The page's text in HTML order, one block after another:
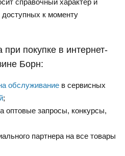
к моменту
покупке в интернет-
Борн:
обслуживание в сервисных
;
оптовые запросы, конкурсы,
партнера на все товары